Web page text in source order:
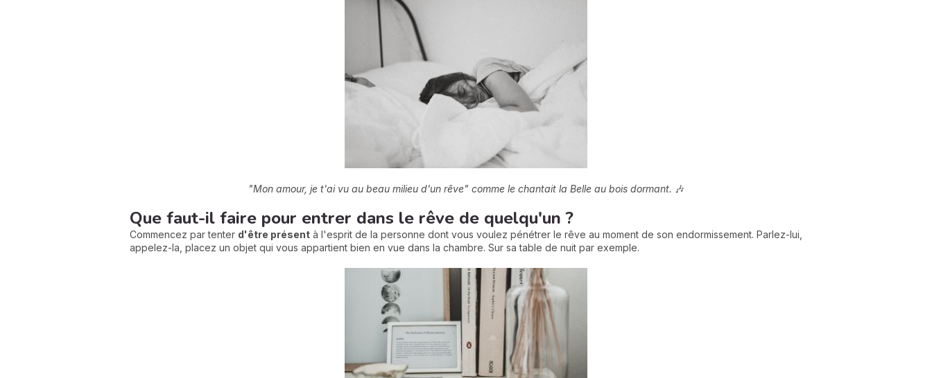
"Mon amour, je t'ai vu au beau milieu d'un rêve" comme le chantait la Belle au bois dormant. 🎶
Que faut-il faire pour entrer dans le rêve de quelqu'un ?
Commencez par tenter d'être présent à l'esprit de la personne dont vous voulez pénétrer le rêve au moment de son endormissement. Parlez-lui,
appelez-la, placez un objet qui vous appartient bien en vue dans la chambre. Sur sa table de nuit par exemple.